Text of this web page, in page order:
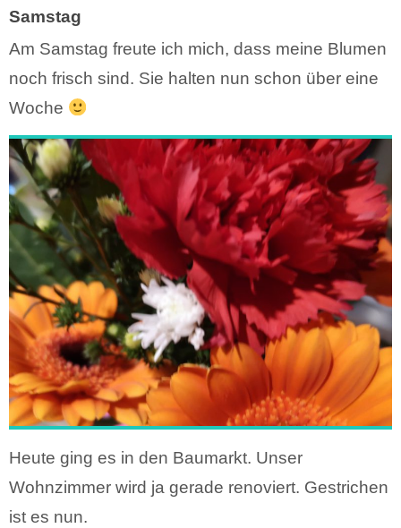
Samstag
Am Samstag freute ich mich, dass meine Blumen
noch frisch sind. Sie halten nun schon über eine
Woche
Heute ging es in den Baumarkt. Unser
Wohnzimmer wird ja gerade renoviert. Gestrichen
ist es nun.